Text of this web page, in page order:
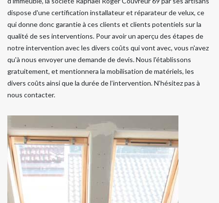
dispose d'une certification installateur et réparateur de velux, ce
qui donne donc garantie à ces clients et clients potentiels sur la
qualité de ses interventions. Pour avoir un aperçu des étapes de
notre intervention avec les divers coûts qui vont avec, vous n'avez
qu'à nous envoyer une demande de devis. Nous l'établissons
gratuitement, et mentionnera la mobilisation de matériels, les
divers coûts ainsi que la durée de l’intervention. N’hésitez pas à
nous contacter.